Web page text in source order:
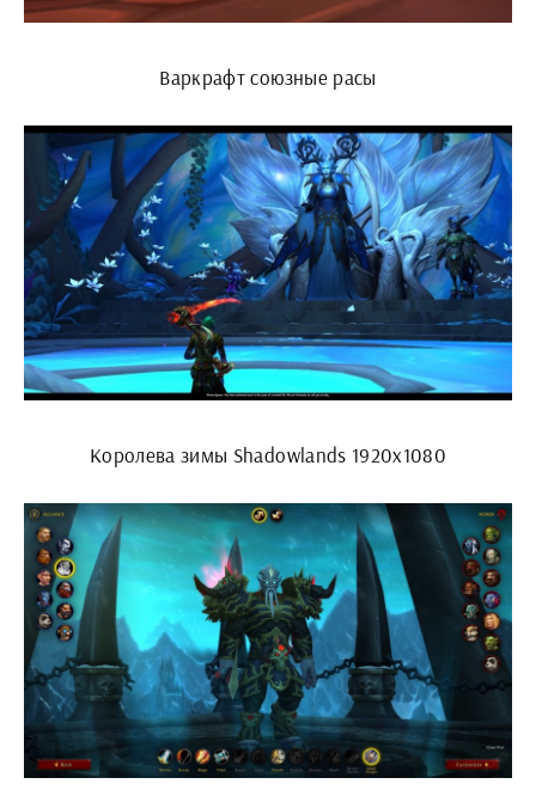
Варкрафт союзные расы
Королева зимы Shadowlands 1920x1080